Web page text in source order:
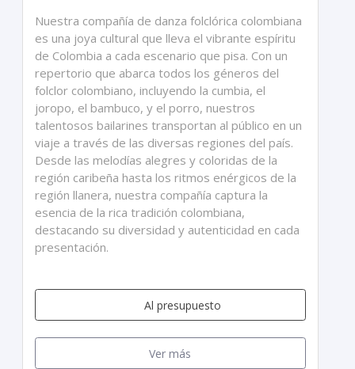
Nuestra compañía de danza folclórica colombiana
es una joya cultural que lleva el vibrante espíritu
de Colombia a cada escenario que pisa. Con un
repertorio que abarca todos los géneros del
folclor colombiano, incluyendo la cumbia, el
joropo, el bambuco, y el porro, nuestros
talentosos bailarines transportan al público en un
viaje a través de las diversas regiones del país.
Desde las melodías alegres y coloridas de la
región caribeña hasta los ritmos enérgicos de la
región llanera, nuestra compañía captura la
esencia de la rica tradición colombiana,
destacando su diversidad y autenticidad en cada
presentación.
Al presupuesto
Ver más